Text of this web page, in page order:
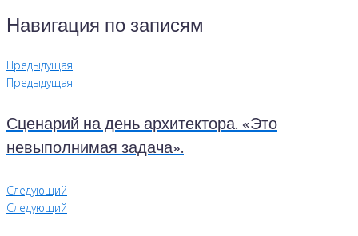
Навигация по записям
Предыдущая
Предыдущая
Сценарий на день архитектора. «Это
невыполнимая задача».
Следующий
Следующий